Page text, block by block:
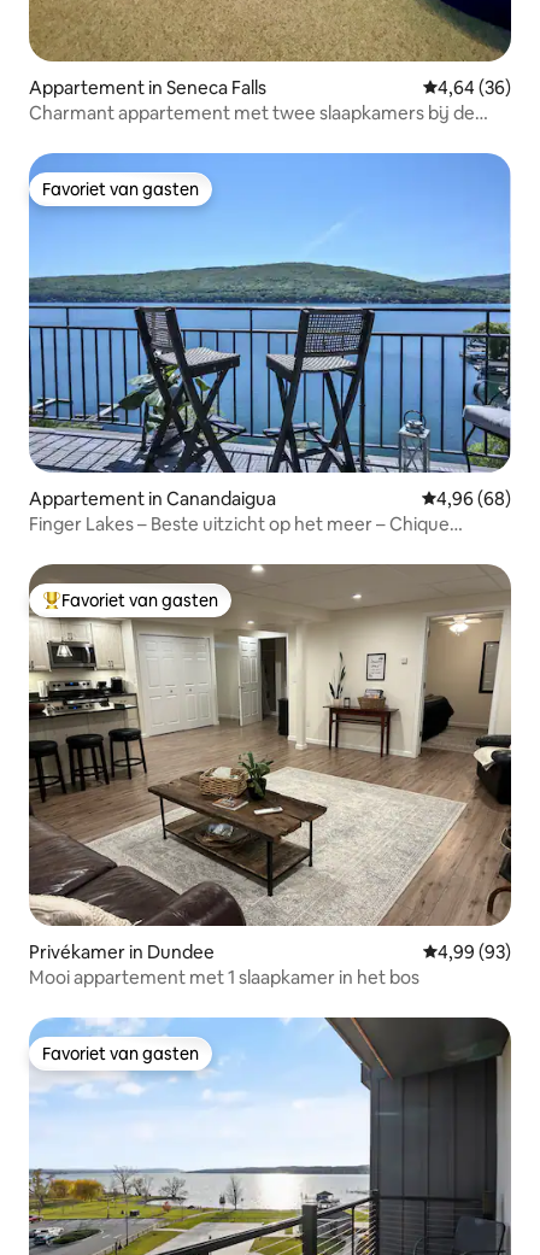
Appartement in Seneca Falls Gemiddelde
4,64 (36)
Charmant appartement met twee slaapkamers bij de
Favoriet van gasten
Favoriet van gasten
Appartement in Canandaigua Gemiddelde
4,96 (68)
Finger Lakes – Beste uitzicht op het meer – Chique
Topfavoriet van gasten
Favoriet van gasten
Privékamer in Dundee Gemiddelde
4,99 (93)
Mooi appartement met 1 slaapkamer in het bos
Favoriet van gasten
Favoriet van gasten